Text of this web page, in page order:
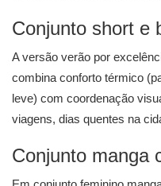
Conjunto short e
A versão verão por
combina conforto térmico
leve) com coordenação
viagens, dias quentes na
Conjunto manga